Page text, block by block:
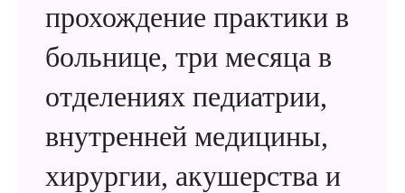
прохождение практики в
больнице, три месяца в
отделениях педиатрии,
внутренней медицины,
хирургии, акушерства и